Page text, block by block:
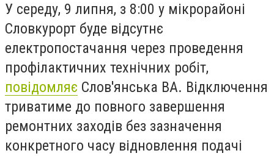
У середу, 9 липня, з 8:00 у мікрорайоні
Словкурорт буде відсутнє
електропостачання через проведення
профілактичних технічних робіт,
повідомляє Слов'янська ВА. Відключення
триватиме до повного завершення
ремонтних заходів без зазначення
конкретного часу відновлення подачі